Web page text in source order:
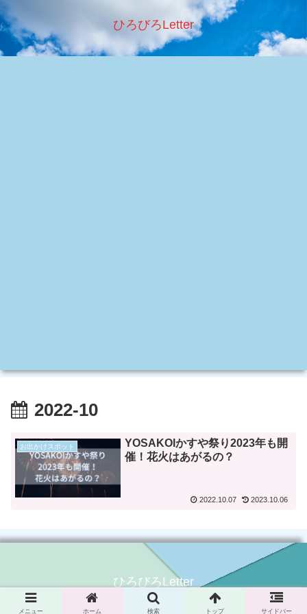
ひろびろLetter
2022-10
お出かけスポット
YOSAKOIかすや祭り2023年も開
催！花火はあがるの？
2022.10.07 2023.10.06
ひろびろLetter
© 2020 ひろびろLetter.
メニュー ホーム 検索 トップ サイドバー